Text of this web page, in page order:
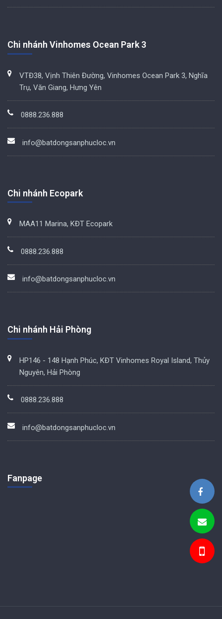
Chi nhánh Vinhomes Ocean Park 3
VTĐ38, Vịnh Thiên Đường, Vinhomes Ocean Park 3, Nghĩa
Trụ, Văn Giang, Hưng Yên
0888.236.888
info@batdongsanphucloc.vn
Chi nhánh Ecopark
MAA11 Marina, KĐT Ecopark
0888.236.888
info@batdongsanphucloc.vn
Chi nhánh Hải Phòng
HP146 - 148 Hạnh Phúc, KĐT Vinhomes Royal Island, Thủy
Nguyên, Hải Phòng
0888.236.888
info@batdongsanphucloc.vn
Fanpage